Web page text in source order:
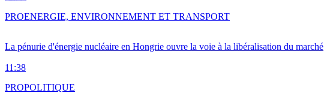
La pénurie d'énergie nucléaire en Hongrie ouvre la voie à la libéralisation du marché
11:38
PROENERGIE, ENVIRONNEMENT ET TRANSPORT
PROPOLITIQUE